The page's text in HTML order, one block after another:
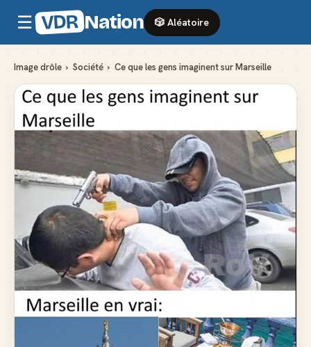
☰ VDR Nation 🎲 Aléatoire
Image drôle › Société › Ce que les gens imaginent sur Marseille